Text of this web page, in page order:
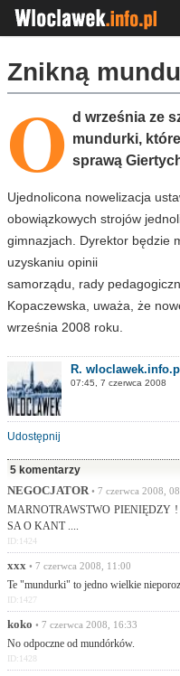
Znikną
O d września ze
mundurki,
sprawą
Ujednolicona nowelizacja
obowiązkowych strojów
gimnazjach. Dyrektor będzie
uzyskaniu opinii
samorządu, rady
Kopaczewska, uważa, że
września 2008 roku.
R. wloclawek.info.pl
07:45, 7 czerwca 2008
Udostępnij
5 komentarzy
NEGOCJATOR • 7 czerwca 2008,
MARNOTRAWSTWO PIENIĘDZY
SA O KANT ....
ID:1424
xxx • 7 czerwca 2008, 11:00
Te "mundurki" to jedno wielkie
ID:1427
koko • 7 czerwca 2008, 16:33
No odpoczne od mundórków.
ID:1428